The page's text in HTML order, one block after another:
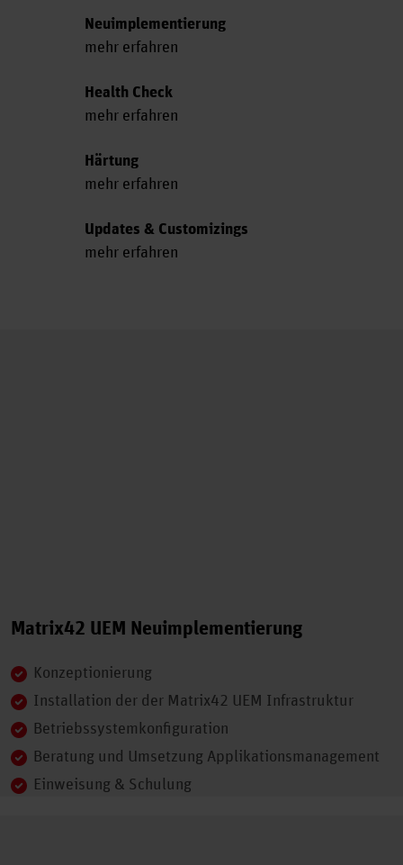
Neuimplementierung
mehr erfahren
Health Check
mehr erfahren
Härtung
mehr erfahren
Updates & Customizings
mehr erfahren
Matrix42 UEM Neuimplementierung
Konzeptionierung
Installation der der Matrix42 UEM Infrastruktur
Betriebssystemkonfiguration
Beratung und Umsetzung Applikationsmanagement
Einweisung & Schulung